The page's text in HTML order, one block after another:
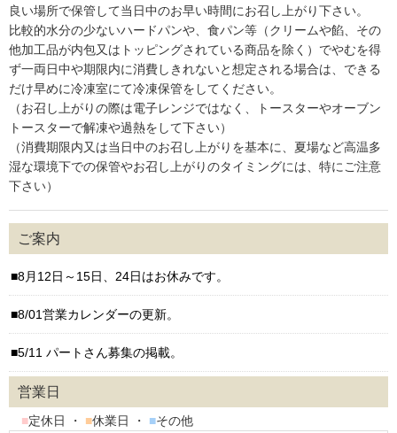
良い場所で保管して当日中のお早い時間にお召し上がり下さい。
比較的水分の少ないハードパンや、食パン等（クリームや餡、その
他加工品が内包又はトッピングされている商品を除く）でやむを得
ず一両日中や期限内に消費しきれないと想定される場合は、できる
だけ早めに冷凍室にて冷凍保管をしてください。
（お召し上がりの際は電子レンジではなく、トースターやオーブン
トースターで解凍や過熱をして下さい）
（消費期限内又は当日中のお召し上がりを基本に、夏場など高温多
湿な環境下での保管やお召し上がりのタイミングには、特にご注意
下さい）
ご案内
8月12日～15日、24日はお休みです。
8/01営業カレンダーの更新。
5/11 パートさん募集の掲載。
営業日
■定休日 ・ ■休業日 ・ ■その他